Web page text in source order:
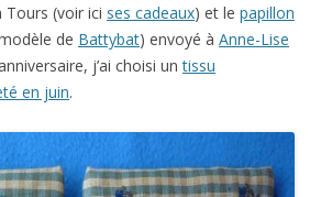
(voir ici ses cadeaux) et le papillon
de Battybat) envoyé à Anne-Lise
j’ai choisi untissu
en juin.